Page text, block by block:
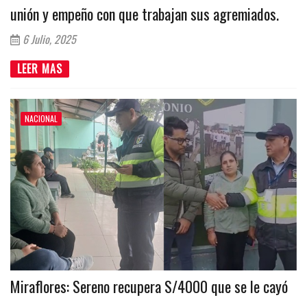
unión y empeño con que trabajan sus agremiados.
6 Julio, 2025
LEER MAS
NACIONAL
Miraflores: Sereno recupera S/4000 que se le cayó